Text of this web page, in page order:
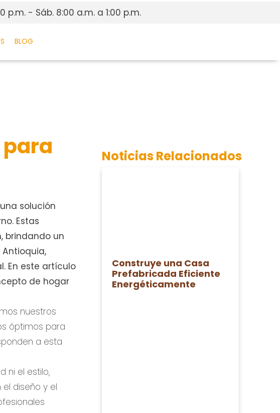
p.m. - Sáb. 8:00 a.m. a 1:00 p.m.
BLOG
solución
Estas
brindando un
En este artículo
de hogar
nuestros
óptimos para
a esta
ni el estilo,
diseño y el
Noticias Relacionados
Construye una Casa
Prefabricada Eficiente
Energéticamente